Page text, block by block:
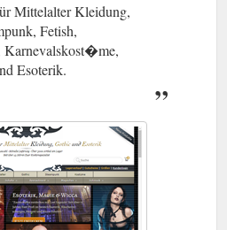
Mittelalter Kleidung,
Fetish,
Karnevalskost�me,
Esoterik.